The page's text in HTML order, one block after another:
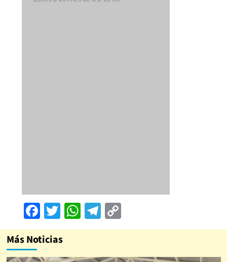
Facebook
Twitter
WhatsApp
Telegram
Copy
Link
Más Noticias